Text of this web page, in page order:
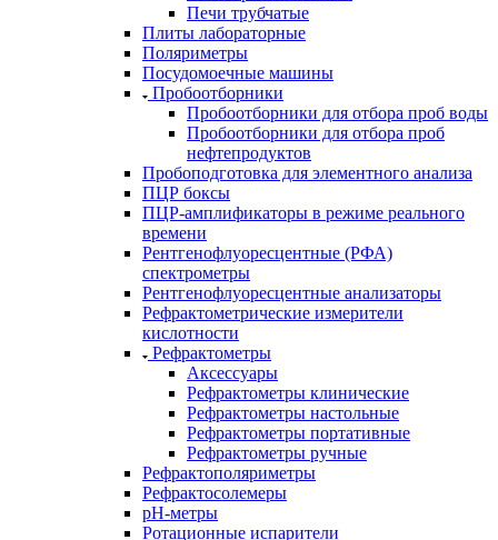
Печи трубчатые
Плиты лабораторные
Поляриметры
Посудомоечные машины
Пробоотборники
Пробоотборники для отбора проб воды
Пробоотборники для отбора проб
нефтепродуктов
Пробоподготовка для элементного анализа
ПЦР боксы
ПЦР-амплификаторы в режиме реального
времени
Рентгенофлуоресцентные (РФА)
спектрометры
Рентгенофлуоресцентные анализаторы
Рефрактометрические измерители
кислотности
Рефрактометры
Аксессуары
Рефрактометры клинические
Рефрактометры настольные
Рефрактометры портативные
Рефрактометры ручные
Рефрактополяриметры
Рефрактосолемеры
рН-метры
Ротационные испарители